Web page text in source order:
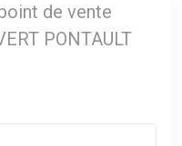
de vente
PONTAULT